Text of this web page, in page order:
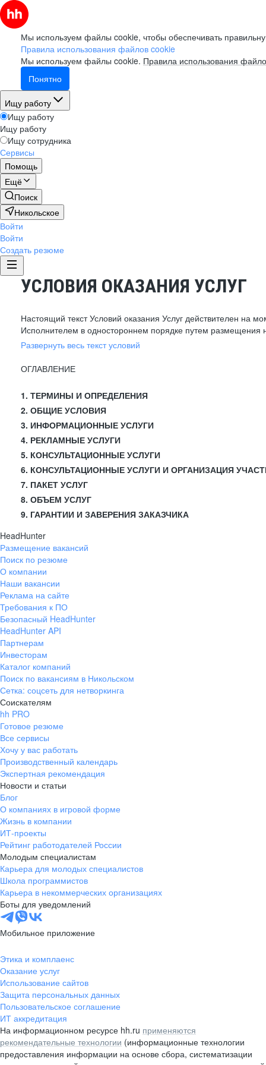
Мы используем файлы cookie, чтобы обеспечивать
Правила использования файлов cookie
Мы используем файлы cookie. Правила использования
Понятно
Ищу работу
Ищу работу
Ищу работу
Ищу сотрудника
Сервисы
Помощь
Ещё
Поиск
Никольское
Войти
Войти
Создать резюме
УСЛОВИЯ ОКАЗАНИЯ УСЛУГ
Настоящий текст Условий оказания Услуг действителен на
Исполнителем в одностороннем порядке путем размещения
Развернуть весь текст условий
ОГЛАВЛЕНИЕ
1. ТЕРМИНЫ И ОПРЕДЕЛЕНИЯ
2. ОБЩИЕ УСЛОВИЯ
3. ИНФОРМАЦИОННЫЕ УСЛУГИ
4. РЕКЛАМНЫЕ УСЛУГИ
5. КОНСУЛЬТАЦИОННЫЕ УСЛУГИ
6. КОНСУЛЬТАЦИОННЫЕ УСЛУГИ И ОРГАНИЗАЦИЯ
7. ПАКЕТ УСЛУГ
8. ОБЪЕМ УСЛУГ
9. ГАРАНТИИ И ЗАВЕРЕНИЯ ЗАКАЗЧИКА
HeadHunter
Размещение вакансий
Поиск по резюме
О компании
Наши вакансии
Реклама на сайте
Требования к ПО
Безопасный HeadHunter
HeadHunter API
Партнерам
Инвесторам
Каталог компаний
Поиск по вакансиям в Никольском
Сетка: соцсеть для нетворкинга
Соискателям
hh PRO
Готовое резюме
Все сервисы
Хочу у вас работать
Производственный календарь
Экспертная рекомендация
Новости и статьи
Блог
О компаниях в игровой форме
Жизнь в компании
ИТ-проекты
Рейтинг работодателей России
Молодым специалистам
Карьера для молодых специалистов
Школа программистов
Карьера в некоммерческих организациях
Боты для уведомлений
Мобильное приложение
Этика и комплаенс
Оказание услуг
Использование сайтов
Защита персональных данных
Пользовательское соглашение
ИТ аккредитация
На информационном ресурсе hh.ru применяются
рекомендательные технологии (информационные технологии
предоставления информации на основе сбора, систематизации